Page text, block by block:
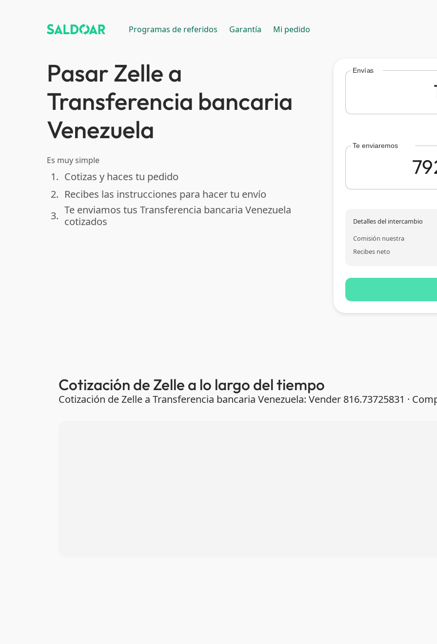
Programas de referidos Garantía Mi pedido
Pasar Zelle a
Transferencia bancaria
Venezuela
Es muy simple
done
1. Cotizas y haces tu pedido
done
2. Recibes las instrucciones para hacer tu envío
done
3. Te enviamos tus Transferencia bancaria Venezuela
cotizados
Envías
Te enviaremos
Detalles del intercambio
Comisión nuestra
Recibes neto
Cotización de Zelle a lo largo del tiempo
Cotización de Zelle a Transferencia bancaria Venezuela: Vender 816.73725831 ·